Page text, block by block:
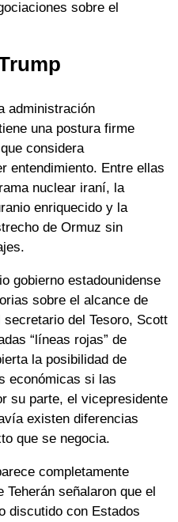
sobre el
administración
una postura firme
considera
entendimiento. Entre ellas
nuclear iraní, la
enriquecido y la
de Ormuz sin
gobierno estadounidense
sobre el alcance de
del Tesoro, Scott
“líneas rojas” de
la posibilidad de
económicas si las
su parte, el vicepresidente
existen diferencias
que se negocia.
completamente
señalaron que el
discutido con Estados